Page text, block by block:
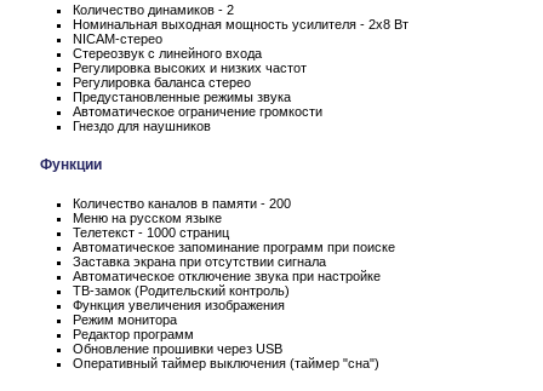
Количество динамиков - 2
Номинальная выходная мощность усилителя - 2x8 Вт
NICAM-стерео
Стереозвук с линейного входа
Регулировка высоких и низких частот
Регулировка баланса стерео
Предустановленные режимы звука
Автоматическое ограничение громкости
Гнездо для наушников
Функции
Количество каналов в памяти - 200
Меню на русском языке
Телетекст - 1000 страниц
Автоматическое запоминание программ при поиске
Заставка экрана при отсутствии сигнала
Автоматическое отключение звука при настройке
ТВ-замок (Родительский контроль)
Функция увеличения изображения
Режим монитора
Редактор программ
Обновление прошивки через USB
Оперативный таймер выключения (таймер "сна")